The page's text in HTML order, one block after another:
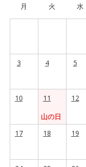
月 火 水
3 4 5
10
11
山の日
12
17
18 19